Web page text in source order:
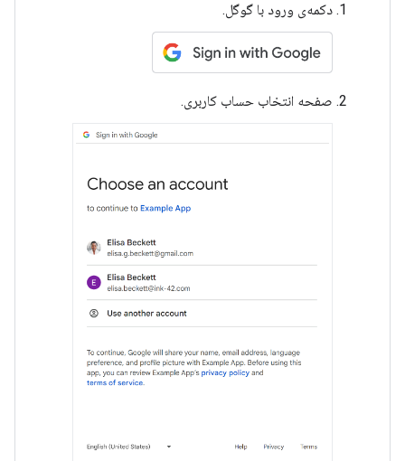
دکمه‌ی ورود با گوگل.
صفحه انتخاب حساب کاربری.